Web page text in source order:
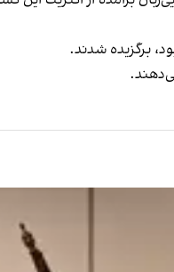
برگزیده شدند.